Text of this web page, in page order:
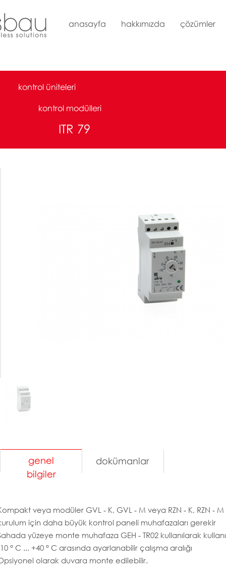
anasayfa hakkımızda çözümler
kontrol üniteleri
kontrol modülleri
ITR 79
genel
bilgiler
dokümanlar
veya modüler GVL ‑ K, GVL ‑ M veya RZN ‑ K, RZN ‑
için daha büyük kontrol paneli muhafazaları gerekir
yüzeye monte muhafaza GEH ‑ TR02 kullanılarak
° C ... +40 ° C arasında ayarlanabilir çalışma aralığı
olarak duvara monte edilebilir.